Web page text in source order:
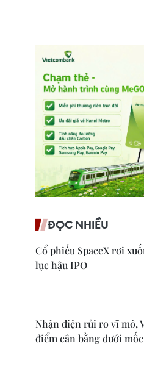
ĐỌC NHIỀU
Cổ phiếu SpaceX rơi
lục hậu IPO
Nhận diện rủi ro vĩ mô,
điểm cân bằng dưới